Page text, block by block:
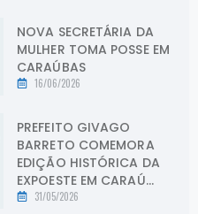
NOVA SECRETÁRIA DA
MULHER TOMA POSSE EM
CARAÚBAS
16/06/2026
PREFEITO GIVAGO
BARRETO COMEMORA
EDIÇÃO HISTÓRICA DA
EXPOESTE EM CARAÚ...
31/05/2026